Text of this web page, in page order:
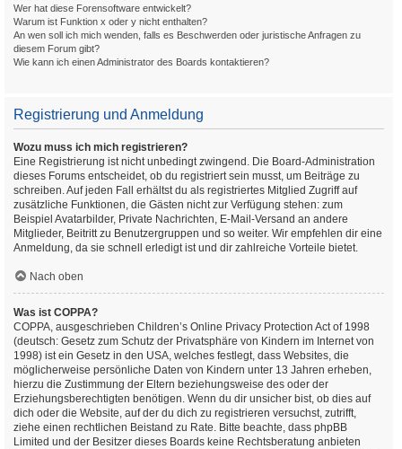
Wer hat diese Forensoftware entwickelt?
Warum ist Funktion x oder y nicht enthalten?
An wen soll ich mich wenden, falls es Beschwerden oder juristische Anfragen zu
diesem Forum gibt?
Wie kann ich einen Administrator des Boards kontaktieren?
Registrierung und Anmeldung
Wozu muss ich mich registrieren?
Eine Registrierung ist nicht unbedingt zwingend. Die Board-Administration
dieses Forums entscheidet, ob du registriert sein musst, um Beiträge zu
schreiben. Auf jeden Fall erhältst du als registriertes Mitglied Zugriff auf
zusätzliche Funktionen, die Gästen nicht zur Verfügung stehen: zum
Beispiel Avatarbilder, Private Nachrichten, E-Mail-Versand an andere
Mitglieder, Beitritt zu Benutzergruppen und so weiter. Wir empfehlen dir eine
Anmeldung, da sie schnell erledigt ist und dir zahlreiche Vorteile bietet.
Nach oben
Was ist COPPA?
COPPA, ausgeschrieben Children’s Online Privacy Protection Act of 1998
(deutsch: Gesetz zum Schutz der Privatsphäre von Kindern im Internet von
1998) ist ein Gesetz in den USA, welches festlegt, dass Websites, die
möglicherweise persönliche Daten von Kindern unter 13 Jahren erheben,
hierzu die Zustimmung der Eltern beziehungsweise des oder der
Erziehungsberechtigten benötigen. Wenn du dir unsicher bist, ob dies auf
dich oder die Website, auf der du dich zu registrieren versuchst, zutrifft,
ziehe einen rechtlichen Beistand zu Rate. Bitte beachte, dass phpBB
Limited und der Besitzer dieses Boards keine Rechtsberatung anbieten